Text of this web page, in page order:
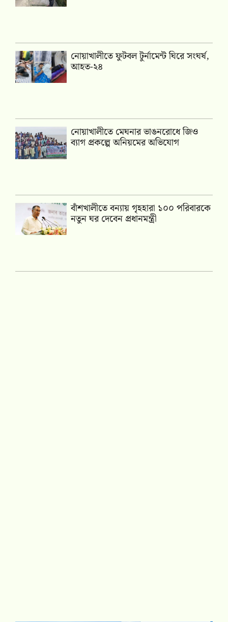
নোয়াখালীতে ফুটবল টুর্নামেন্ট ঘিরে সংঘর্ষ,
আহত-২৪
নোয়াখালীতে মেঘনার ভাঙনরোধে জিও
ব্যাগ প্রকল্পে অনিয়মের অভিযোগ
বাঁশখালীতে বন্যায় গৃহহারা ১০০ পরিবারকে
নতুন ঘর দেবেন প্রধানমন্ত্রী